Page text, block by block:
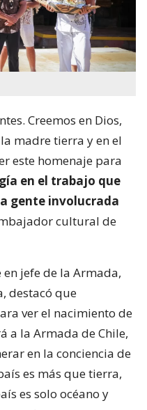
Creemos en Dios,
madre tierra y en el
este homenaje para
en el trabajo que
gente involucrada
cultural de
jefe de la Armada,
destacó que
ver el nacimiento de
a la Armada de Chile,
en la conciencia de
es más que tierra,
es solo océano y